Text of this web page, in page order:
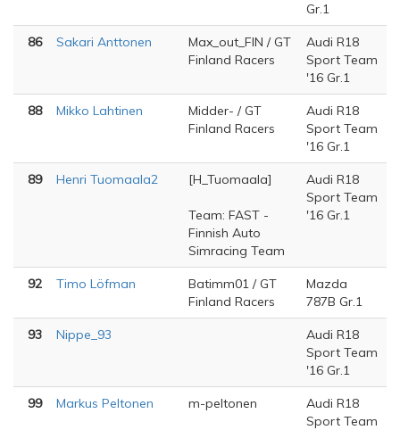
Gr.1
86 Sakari Anttonen
Max_out_FIN / GT
Finland Racers
Audi R18
Sport Team
'16 Gr.1
88 Mikko Lahtinen
Midder- / GT
Finland Racers
Audi R18
Sport Team
'16 Gr.1
89 Henri Tuomaala2 [H_Tuomaala]
Team: FAST -
Finnish Auto
Simracing Team
Audi R18
Sport Team
'16 Gr.1
92 Timo Löfman
Batimm01 / GT
Finland Racers
Mazda
787B Gr.1
93 Nippe_93
Audi R18
Sport Team
'16 Gr.1
99 Markus Peltonen m-peltonen
Audi R18
Sport Team